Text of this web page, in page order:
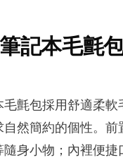
記本毛氈
氈包採用舒適柔軟
然簡約的個性。前
身小物；內裡便捷